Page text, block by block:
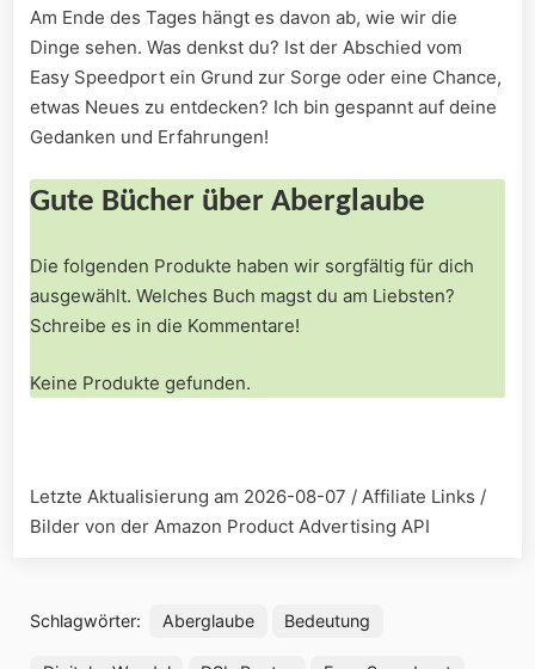
Am Ende​ des Tages hängt es davon ab, wie wir die
Dinge sehen. Was denkst du? Ist der Abschied vom
Easy Speedport ein Grund zur Sorge oder eine Chance,
etwas ⁢Neues zu entdecken? Ich bin gespannt auf deine
Gedanken und ​Erfahrungen!
Gute Bücher über Aberglaube
Die folgenden Produkte haben wir sorgfältig für dich
ausgewählt. Welches Buch magst du am Liebsten?
Schreibe es in die Kommentare!
Keine Produkte gefunden.
Letzte Aktualisierung am 2026-08-07 / Affiliate Links /
Bilder von der Amazon Product Advertising API
Schlagwörter: Aberglaube Bedeutung